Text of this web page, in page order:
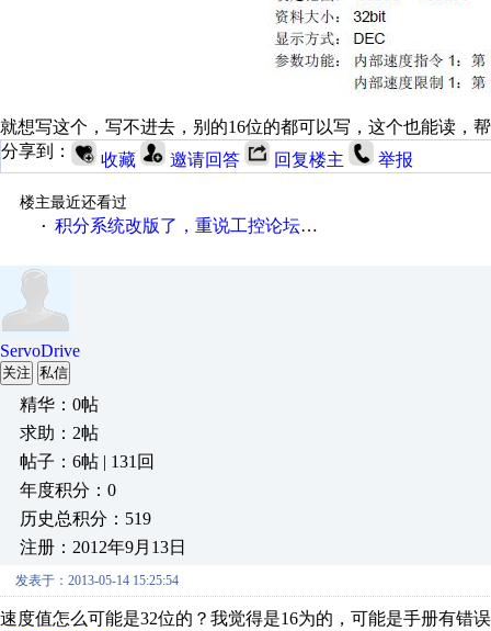
就想写这个，写不进去，别的16位的都可以写，这个也能读，
分享到：
收藏 邀请回答 回复楼主 举报
楼主最近还看过
· 积分系统改版了，重说工控论坛积分那点事儿……
ServoDrive
关注 私信
精华：0帖
求助：2帖
帖子：6帖 | 131回
年度积分：0
历史总积分：519
注册：2012年9月13日
发表于：2013-05-14 15:25:54
速度值怎么可能是32位的？我觉得是16为的，可能是手册有错